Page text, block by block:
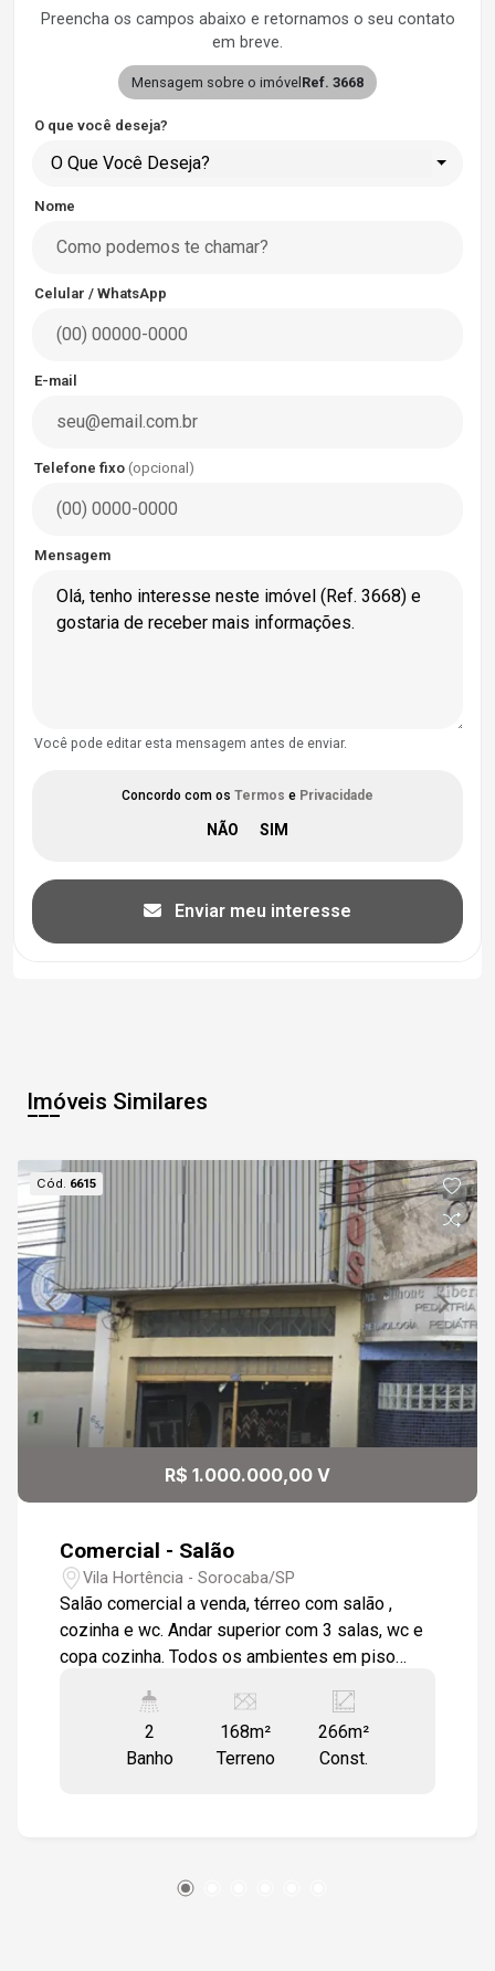
Preencha os campos abaixo e retornamos o seu contato
em breve.
Mensagem sobre o imóvel Ref. 3668
O que você deseja?
O Que Você Deseja?
Nome
Celular / WhatsApp
E-mail
Telefone fixo (opcional)
Mensagem
Você pode editar esta mensagem antes de enviar.
Concordo com os Termos e Privacidade
Enviar meu interesse
Imóveis Similares
Cód. 6615
R$ 1.000.000,00 V
Comercial - Salão
Vila Hortência - Sorocaba/SP
Salão comercial a venda, térreo com salão ,
cozinha e wc. Andar superior com 3 salas, wc e
copa cozinha. Todos os ambientes em piso
2
Banho
168m²
Terreno
266m²
Const.